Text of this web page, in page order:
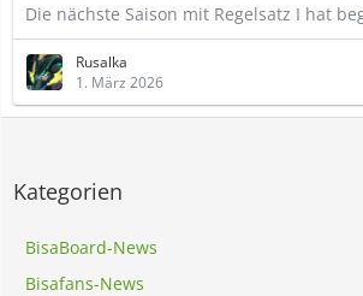
Die nächste Saison mit Regelsatz I hat
Rusalka
1. März 2026
Kategorien
BisaBoard-News
Bisafans-News